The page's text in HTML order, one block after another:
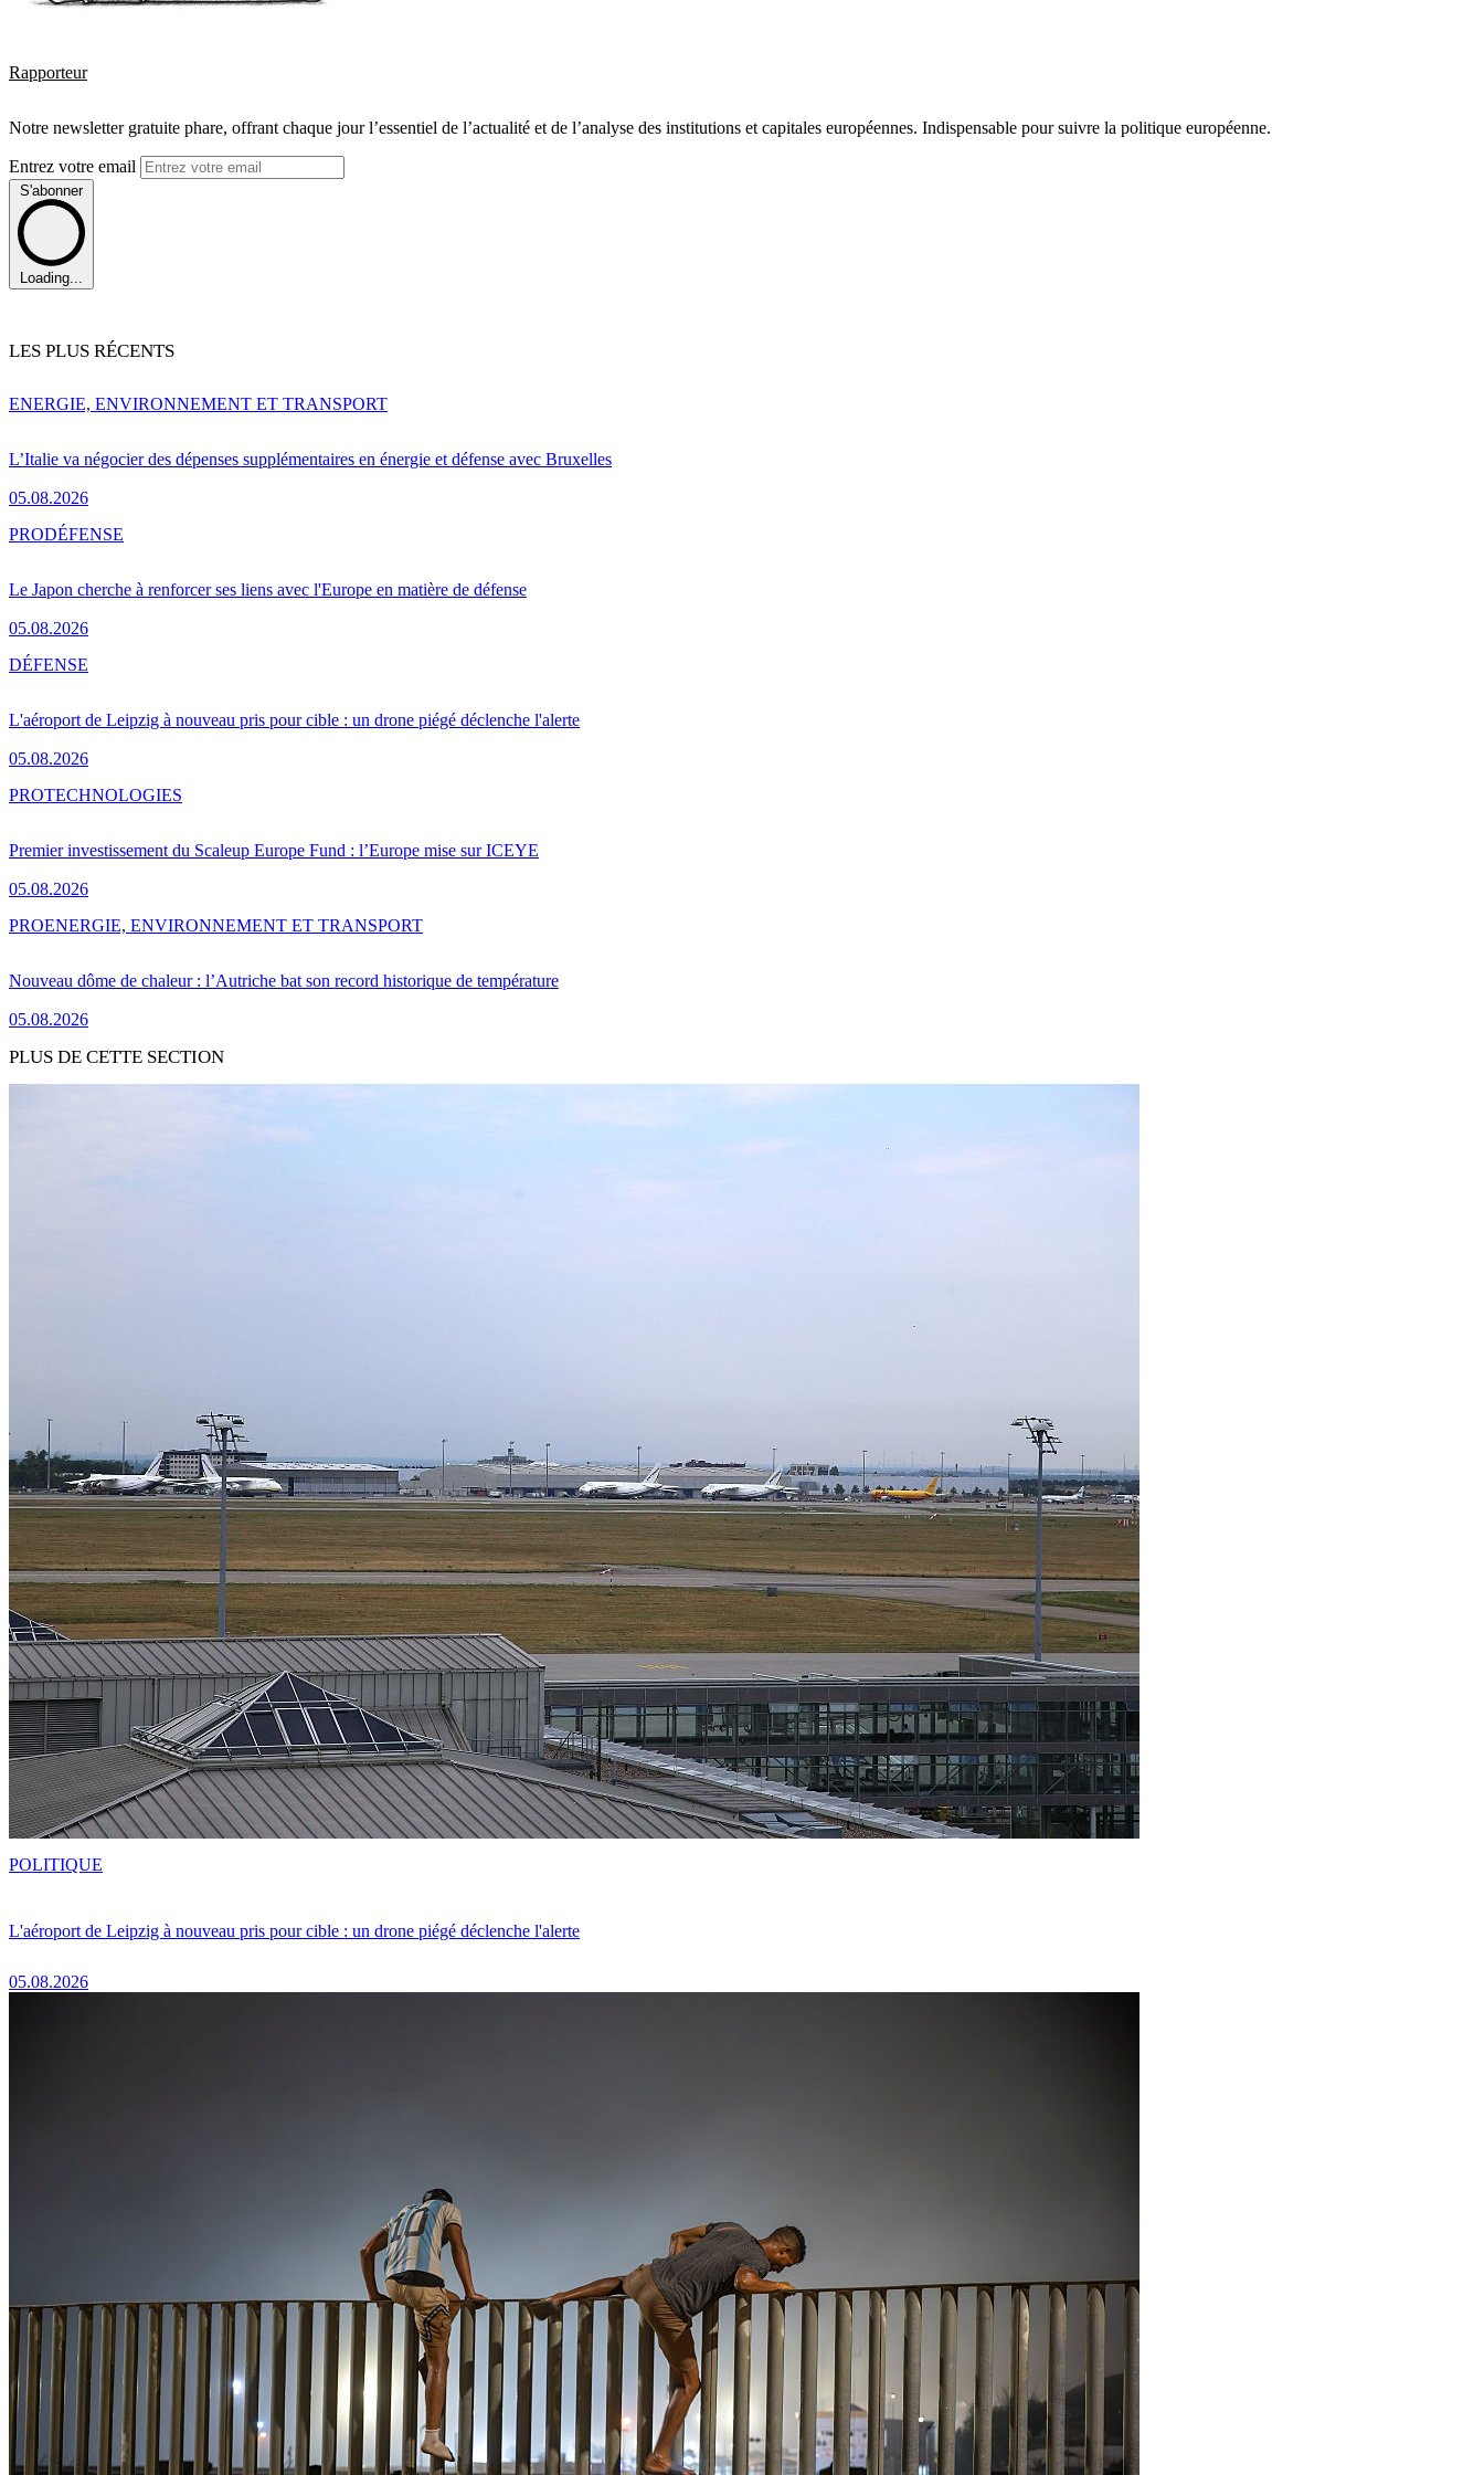
Rapporteur
Notre newsletter gratuite phare, offrant chaque jour l’essentiel de l’actualité et de l’analyse des institutions et capitales européennes. Indispensable pour suivre la politique européenne.
Entrez votre email
S'abonner
Loading...
LES PLUS RÉCENTS
L’Italie va négocier des dépenses supplémentaires en énergie et défense avec Bruxelles
05.08.2026
ENERGIE, ENVIRONNEMENT ET TRANSPORT
Le Japon cherche à renforcer ses liens avec l'Europe en matière de défense
05.08.2026
PRODÉFENSE
L'aéroport de Leipzig à nouveau pris pour cible : un drone piégé déclenche l'alerte
05.08.2026
DÉFENSE
Premier investissement du Scaleup Europe Fund : l’Europe mise sur ICEYE
05.08.2026
PROTECHNOLOGIES
Nouveau dôme de chaleur : l’Autriche bat son record historique de température
05.08.2026
PROENERGIE, ENVIRONNEMENT ET TRANSPORT
PLUS DE CETTE SECTION
L'aéroport de Leipzig à nouveau pris pour cible : un drone piégé déclenche l'alerte
05.08.2026
POLITIQUE